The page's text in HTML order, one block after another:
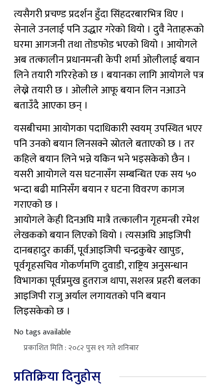
त्यसैगरी प्रचण्ड प्रदर्शन हुँदा सिंहदरबारभित्र थिए ।
सेनाले उनलाई पनि उद्धार गरेको थियो । दुवै नेताहरूको
घरमा आगजनी तथा तोडफोड भएको थियो । आयोगले
अब तत्कालीन प्रधानमन्त्री केपी शर्मा ओलीलाई बयान
लिने तयारी गरिरहेको छ । बयानका लागि आयोगले पत्र
लेख्ने तयारी छ । ओलीले आफू बयान लिन नआउने
बताउँदै आएका छन् ।
यसबीचमा आयोगका पदाधिकारी स्वयम् उपस्थित भएर
पनि उनको बयान लिनसक्ने स्रोतले बताएको छ । तर
कहिले बयान लिने भन्ने यकिन भने भइसकेको छैन ।
यसरी आयोगले यस घटनासँग सम्बन्धित एक सय ५०
भन्दा बढी मानिसँग बयान र घटना विवरण कागज
गराएको छ ।
आयोगले केही दिनअघि मात्रै तत्कालीन गृहमन्त्री रमेश
लेखकको बयान लिएको थियो । त्यसअघि आइजिपी
दानबहादुर कार्की, पूर्वआइजिपी चन्द्रकुबेर खापुङ,
पूर्वगृहसचिव गोकर्णमणि दुवाडी, राष्ट्रिय अनुसन्धान
विभागका पूर्वप्रमुख हुतराज थापा, सशस्त्र प्रहरी बलका
आइजिपी राजु अर्याल लगायतको पनि बयान
लिइसकेको छ ।
No tags available
प्रकाशित मिति : २०८२ पुस १९ गते शनिबार
प्रतिक्रिया दिनुहोस्